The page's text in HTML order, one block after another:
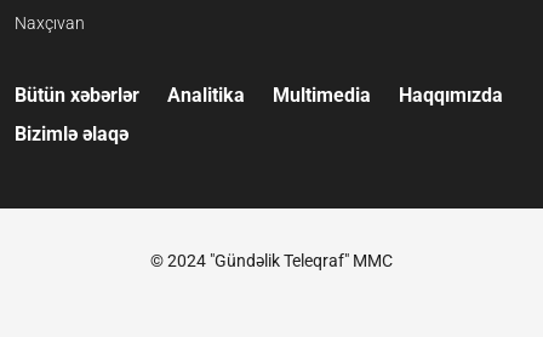
Naxçıvan
Bütün xəbərlər Analitika Multimedia
Haqqımızda
Bizimlə əlaqə
© 2024 "Gündəlik Teleqraf" MMC